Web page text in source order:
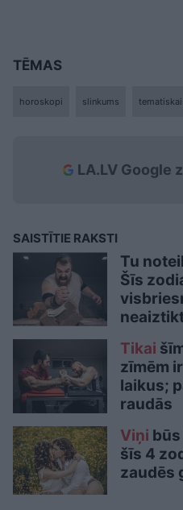
TĒMAS
horoskopi slinkums
LA.LV Google
SAISTĪTIE RAKSTI
Tu
Šīs
Tikai
zīmēm
laikus;
raudās
Viņi
šīs 4
zaudēs